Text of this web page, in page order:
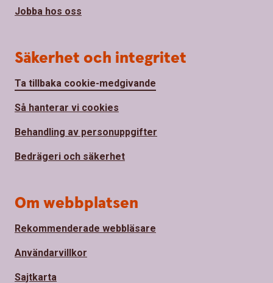
Jobba hos oss
Säkerhet och integritet
Ta tillbaka cookie-medgivande
Så hanterar vi cookies
Behandling av personuppgifter
Bedrägeri och säkerhet
Om webbplatsen
Rekommenderade webbläsare
Användarvillkor
Sajtkarta